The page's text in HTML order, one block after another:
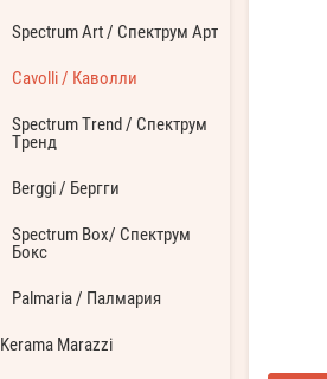
Spectrum Art / Спектрум Арт
Cavolli / Каволли
Spectrum Trend / Спектрум
Тренд
Berggi / Бергги
Spectrum Box/ Спектрум
Бокс
Palmaria / Палмария
Kerama Marazzi